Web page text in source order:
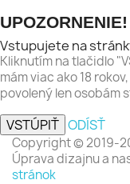
UPOZORNENIE!
Vstupujete na
Kliknutím na tlačidlo
mám viac ako 18
povolený len osobám
VSTÚPIŤ ODÍSŤ
Copyright © 2019-
Úprava dizajnu a
stránok